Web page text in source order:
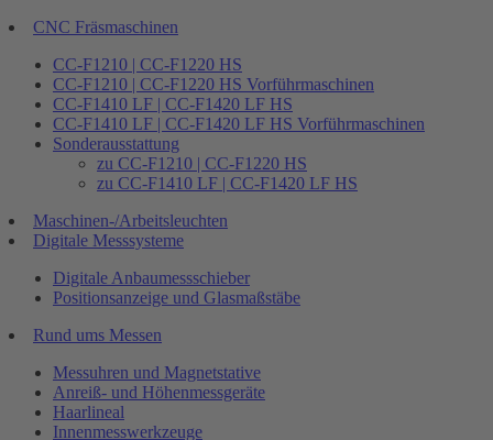
CNC Fräsmaschinen
CC-F1210 | CC-F1220 HS
CC-F1210 | CC-F1220 HS Vorführmaschinen
CC-F1410 LF | CC-F1420 LF HS
CC-F1410 LF | CC-F1420 LF HS Vorführmaschinen
Sonderausstattung
zu CC-F1210 | CC-F1220 HS
zu CC-F1410 LF | CC-F1420 LF HS
Maschinen-/Arbeitsleuchten
Digitale Messsysteme
Digitale Anbaumessschieber
Positionsanzeige und Glasmaßstäbe
Rund ums Messen
Messuhren und Magnetstative
Anreiß- und Höhenmessgeräte
Haarlineal
Innenmesswerkzeuge